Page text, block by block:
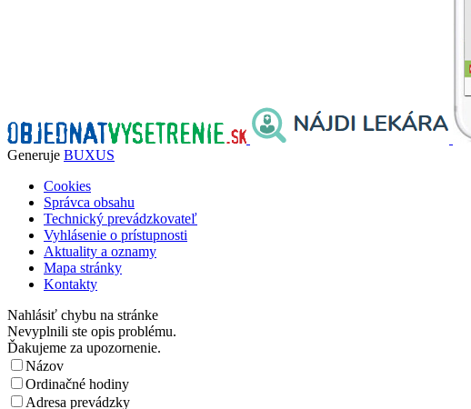
Generuje BUXUS
Cookies
Správca obsahu
Technický prevádzkovateľ
Vyhlásenie o prístupnosti
Aktuality a oznamy
Mapa stránky
Kontakty
Nahlásiť chybu na stránke
Nevyplnili ste opis problému.
Ďakujeme za upozornenie.
Názov
Ordinačné hodiny
Adresa prevádzky